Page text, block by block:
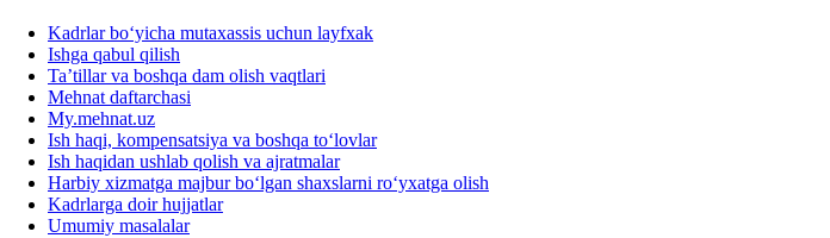
Kadrlar boʻyicha mutaхassis uchun layfхak
Ishga qabul qilish
Ta’tillar va boshqa dam olish vaqtlari
Mehnat daftarchasi
My.mehnat.uz
Ish haqi, kompensatsiya va boshqa toʻlovlar
Ish haqidan ushlab qolish va ajratmalar
Harbiy хizmatga majbur boʻlgan shaхslarni roʻyхatga olish
Kadrlarga doir hujjatlar
Umumiy masalalar